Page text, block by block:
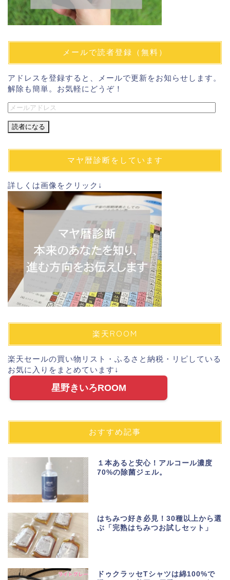
メールで読者登録（無料）
アドレスを登録すると、メールで更新をお知らせします。
解除も簡単。お気軽にどうぞ！
メ
ル
ド
ス
マヤ暦診断をしています
詳しくは画像をクリック↓
楽天ROOM
楽天セールの買い物リスト・ふるさと納税・リピしている
お気に入りをまとめています↓
星野きいろROOM
おすすめ記事
１本あると安心！アルコール濃度
70%の除菌ジェル。
はちみつ好き必見！30種以上から選
ぶ「完熟はちみつお試しセット」
ドゥクラッセTシャツは綿100%で